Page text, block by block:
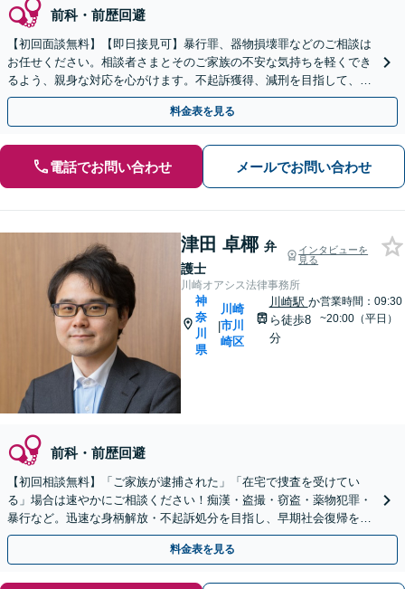
前科・前歴回避
【初回面談無料】【即日接見可】暴行罪、器物損壊罪などのご相談は
お任せください。相談者さまとそのご家族の不安な気持ちを軽くでき
るよう、親身な対応を心がけます。不起訴獲得、減刑を目指して、最
善を尽くします【武蔵小杉駅3分】
料金表を見る
電話でお問い合わせ メールでお問い合わせ
津田 卓椰 弁
護士
インタビューを
見る
川崎オアシス法律事務所
神
奈
川
県
|
川崎
市川
崎区
川崎駅 か
ら徒歩8
分
営業時間：09:30
~20:00（平日）
前科・前歴回避
【初回相談無料】「ご家族が逮捕された」「在宅で捜査を受けてい
る」場合は速やかにご相談ください！痴漢・盗撮・窃盗・薬物犯罪・
暴行など。迅速な身柄解放・不起訴処分を目指し、早期社会復帰を粘
り強くサポート。【川崎駅8分】【休日・夜間相談OK】
料金表を見る